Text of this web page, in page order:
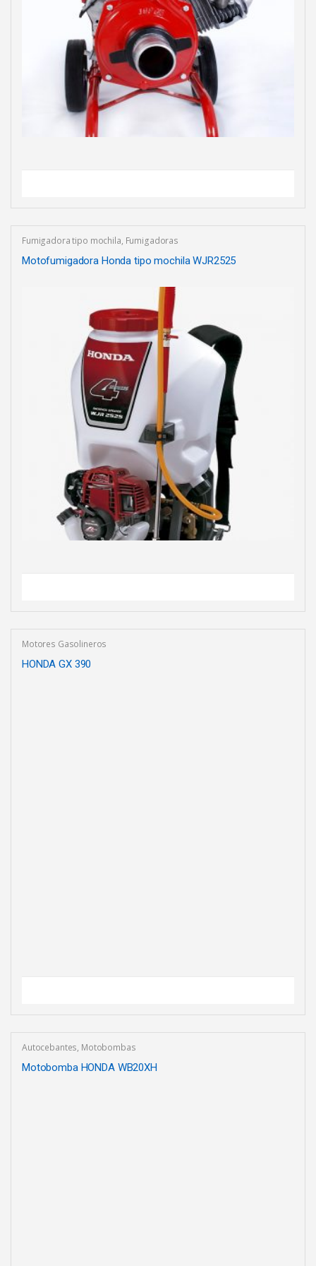
Fumigadora tipo mochila, Fumigadoras
Motofumigadora Honda tipo mochila WJR2525
Motores Gasolineros
HONDA GX 390
Autocebantes, Motobombas
Motobomba HONDA WB20XH